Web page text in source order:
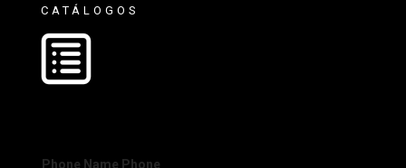
CATÁLOGOS
Phone Name Phone